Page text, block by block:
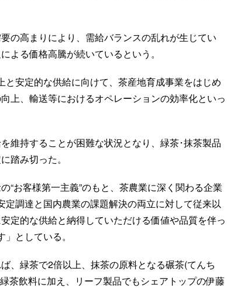
の高まりにより、需給バランスの乱れが生じてい
よる価格高騰が続いているという。
安定的な供給に向けて、茶産地育成事業をはじめ
上、輸送等におけるオペレーションの効率化といっ
維持することが困難な状況となり、緑茶･抹茶製品
踏み切った。
“お客様第一主義”のもと、茶農業に深く関わる企業
定調達と国内農業の課題解決の両立に対して従来以
定的な供給と納得していただける価値や品質を伴っ
としている。
、緑茶で2倍以上、抹茶の原料となる碾茶(てんち
茶飲料に加え、リーフ製品でもシェアトップの伊藤